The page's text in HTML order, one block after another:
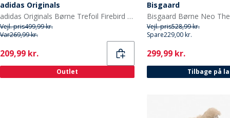
adidas Originals
adidas Originals Børne Trefoil Firebird Tracksuit Better Scarlet/Sort
Vejl. pris499,99 kr.
Var269,99 kr.
Current
209,99 kr.
Outlet
Bisgaard
Vejl. pris528,99 kr.
Spare229,00 kr.
Current
299,99 kr.
Tilbage på